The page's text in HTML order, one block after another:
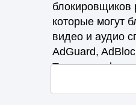
блокировщиков
которые могут
видео и аудио
AdGuard,
Tampermonkey